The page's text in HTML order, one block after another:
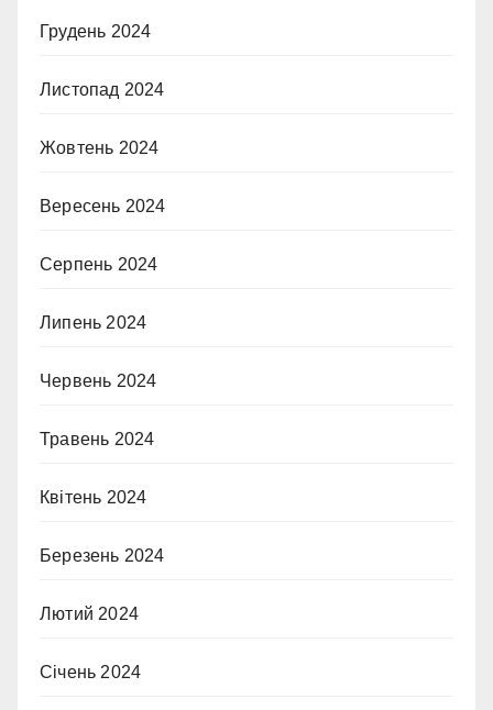
Грудень 2024
Листопад 2024
Жовтень 2024
Вересень 2024
Серпень 2024
Липень 2024
Червень 2024
Травень 2024
Квітень 2024
Березень 2024
Лютий 2024
Січень 2024